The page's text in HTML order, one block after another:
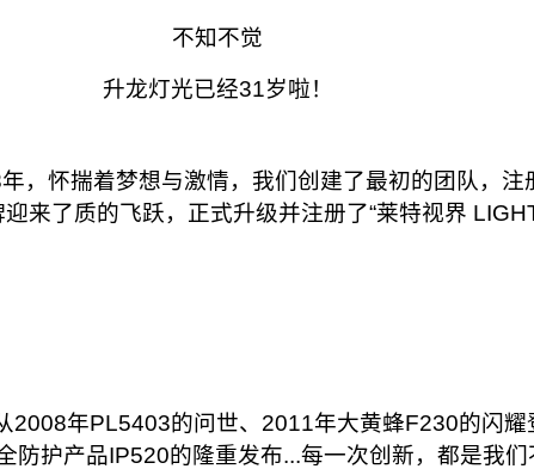
不知不觉
升龙灯光已经31岁啦！
，怀揣着梦想与激情，我们创建了最初的团队，注
来了质的飞跃，正式升级并注册了“莱特视界
2008年PL5403的问世、2011年大黄蜂F230的闪
护产品IP520的隆重发布...每一次创新，都是我们